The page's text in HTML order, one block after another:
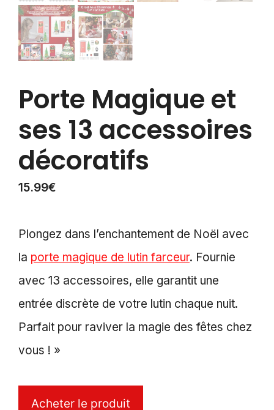
Porte Magique et
ses 13 accessoires
décoratifs
15.99€
Plongez dans l’enchantement de Noël avec
la porte magique de lutin farceur. Fournie
avec 13 accessoires, elle garantit une
entrée discrète de votre lutin chaque nuit.
Parfait pour raviver la magie des fêtes chez
vous ! »
Acheter le produit